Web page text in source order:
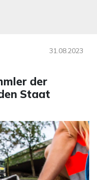
31.08.2023
der
Staat